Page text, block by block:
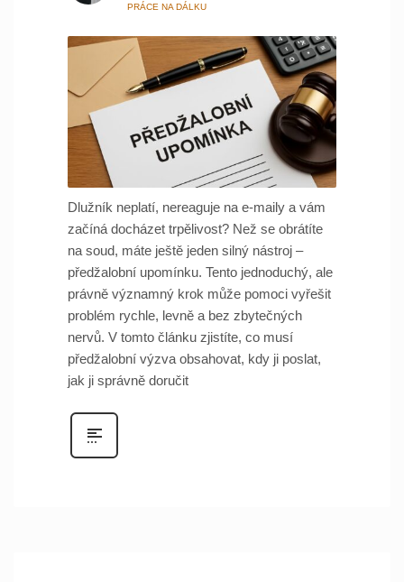
PRÁCE NA DÁLKU
Dlužník neplatí, nereaguje na e-maily a vám
začíná docházet trpělivost? Než se obrátíte
na soud, máte ještě jeden silný nástroj –
předžalobní upomínku. Tento jednoduchý, ale
právně významný krok může pomoci vyřešit
problém rychle, levně a bez zbytečných
nervů. V tomto článku zjistíte, co musí
předžalobní výzva obsahovat, kdy ji poslat,
jak ji správně doručit